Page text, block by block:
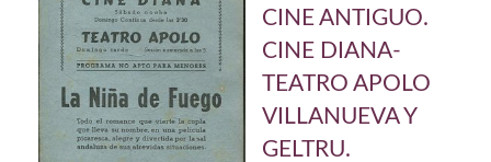
Autoayuda. Crecimiento personal
Biografía
Biografías
Ciencia ficción
CINE ANTIGUO.
CINE DIANA-
TEATRO APOLO
VILLANUEVA Y
GELTRU.